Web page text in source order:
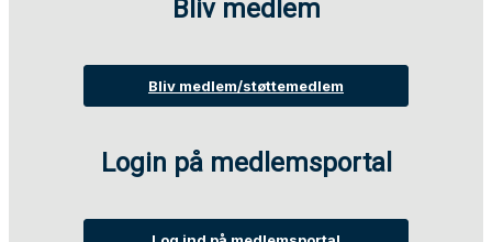
Bliv medlem
Bliv medlem/støttemedlem
Login på medlemsportal